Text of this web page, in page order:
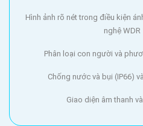
Hình ảnh rõ nét trong điều kiện
nghệ WDR
Phân loại con người và
Chống nước và bụi (IP66)
Giao diện âm thanh